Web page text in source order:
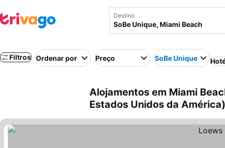
Destino
Filtros Ordenar por Preço SoBe Unique
Alojamentos em Miami
Estados Unidos da América)